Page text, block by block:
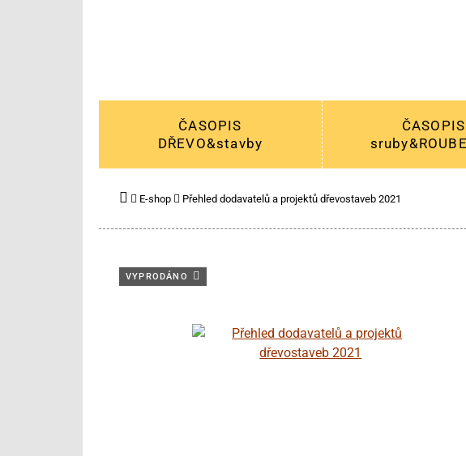
ČASOPIS
DŘEVO&stavby
ČASOPIS
E-shop Přehled dodavatelů a projektů dřevostaveb 2021
VYPRODÁNO